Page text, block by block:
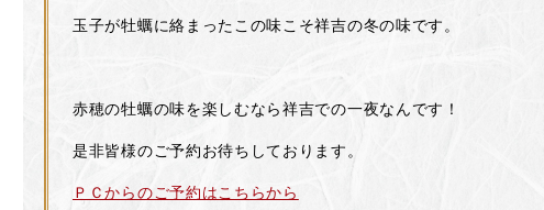
玉子が牡蠣に絡まったこの味こそ祥吉の冬の味です。
赤穂の牡蠣の味を楽しむなら祥吉での一夜なんです！
是非皆様のご予約お待ちしております。
ＰＣからのご予約はこちらから